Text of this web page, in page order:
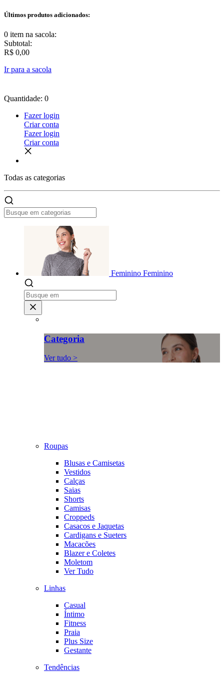
Últimos produtos adicionados:
0 item na sacola:
Subtotal:
R$ 0,00
Ir para a sacola
Quantidade: 0
Fazer login
Criar conta
Fazer login
Criar conta
Todas as categorias
Feminino Feminino
Categoria
Ver tudo >
Roupas
Blusas e Camisetas
Vestidos
Calças
Saias
Shorts
Camisas
Croppeds
Casacos e Jaquetas
Cardigans e Sueters
Macacões
Blazer e Coletes
Moletom
Ver Tudo
Linhas
Casual
Íntimo
Fitness
Praia
Plus Size
Gestante
Tendências